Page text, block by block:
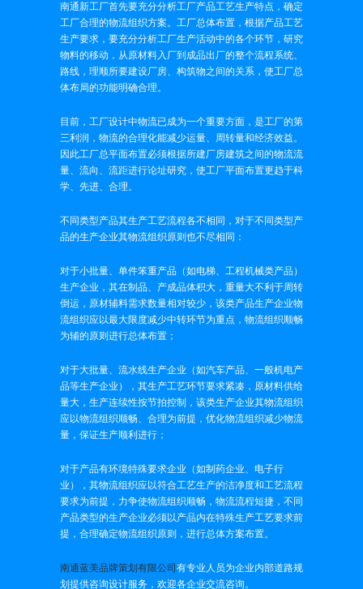
南通新工厂首先要充分分析工厂产品工艺生产特点，确定
工厂合理的物流组织方案。工厂总体布置，根据产品工艺
生产要求，要充分分析工厂生产活动中的各个环节，研究
物料的移动，从原材料入厂到成品出厂的整个流程系统、
路线，理顺所要建设厂房、构筑物之间的关系，使工厂总
体布局的功能明确合理。
目前，工厂设计中物流已成为一个重要方面，是工厂的第
三利润，物流的合理化能减少运量、周转量和经济效益。
因此工厂总平面布置必须根据所建厂房建筑之间的物流流
量、流向、流距进行论址研究，使工厂平面布置更趋于科
学、先进、合理。
不同类型产品其生产工艺流程各不相同，对于不同类型产
品的生产企业其物流组织原则也不尽相同：
对于小批量、单件笨重产品（如电梯、工程机械类产品）
生产企业，其在制品、产成品体积大，重量大不利于周转
倒运，原材辅料需求数量相对较少，该类产品生产企业物
流组织应以最大限度减少中转环节为重点，物流组织顺畅
为辅的原则进行总体布置；
对于大批量、流水线生产企业（如汽车产品、一般机电产
品等生产企业），其生产工艺环节要求紧凑，原材料供给
量大，生产连续性按节拍控制，该类生产企业其物流组织
应以物流组织顺畅、合理为前提，优化物流组织减少物流
量，保证生产顺利进行；
对于产品有环境特殊要求企业（如制药企业、电子行
业），其物流组织应以符合工艺生产的洁净度和工艺流程
要求为前提，力争使物流组织顺畅，物流流程短捷，不同
产品类型的生产企业必须以产品内在特殊生产工艺要求前
提，合理确定物流组织原则，进行总体方案布置。
南通蓝美品牌策划有限公司 有专业人员为企业内部道路规
划提供咨询设计服务，欢迎各企业交流咨询。